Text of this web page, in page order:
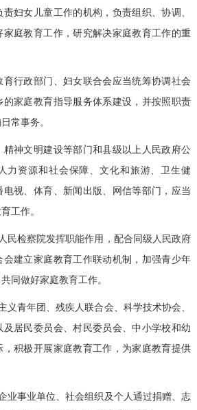
女儿童工作的机构，负责组织、协调、
庭教育工作，研究解决家庭教育工作的重
行政部门、妇女联合会应当统筹协调社会
的家庭教育指导服务体系建设，并按照职责
常事务。
神文明建设等部门和县级以上人民政府公
力资源和社会保障、文化和旅游、卫生健
电视、体育、新闻出版、网信等部门，应当
工作。
民检察院发挥职能作用，配合同级人民政府
会建立家庭教育工作联动机制，加强青少年
同做好家庭教育工作。
义青年团、残疾人联合会、科学技术协会、
居民委员会、村民委员会、中小学校和幼
，积极开展家庭教育工作，为家庭教育提供
业事业单位、社会组织及个人通过捐赠、志